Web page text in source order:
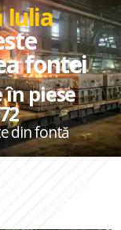
Iulia
fontei
în piese
din fontă